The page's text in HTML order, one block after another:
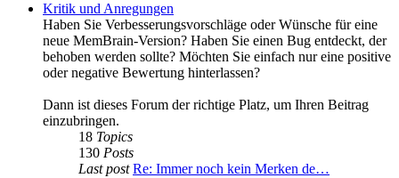
Kritik und Anregungen
Haben Sie Verbesserungsvorschläge oder Wünsche für eine
neue MemBrain-Version? Haben Sie einen Bug entdeckt, der
behoben werden sollte? Möchten Sie einfach nur eine positive
oder negative Bewertung hinterlassen?
Dann ist dieses Forum der richtige Platz, um Ihren Beitrag
einzubringen.
18 Topics
130 Posts
Last post Re: Immer noch kein Merken de…